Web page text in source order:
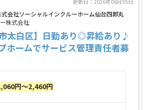
更新日：2026年08月05日
会社ソーシャルインクルーホーム仙台四郎丸
株式会社
市太白区】日勤あり◎昇給あり♪
ホームでサービス管理責任者募
円～2,460円